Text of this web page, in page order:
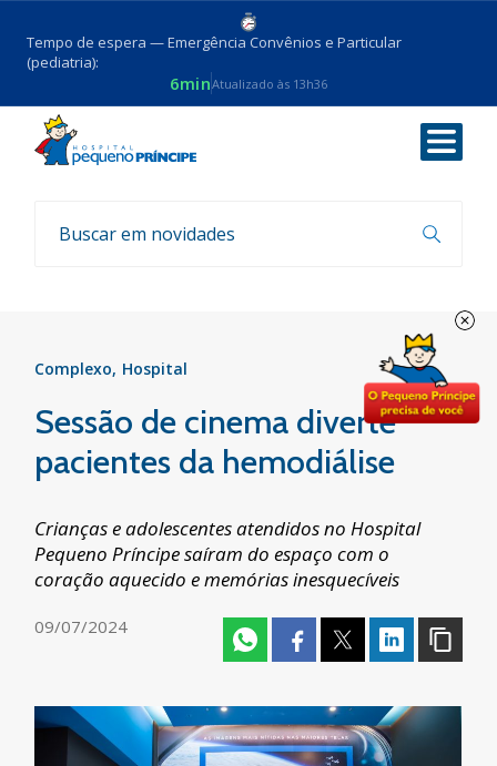
Tempo de espera — Emergência Convênios e Particular
(pediatria):
6minAtualizado às 13h36
Voltar
Notícias
Complexo Hospital
Sessão de cinema diverte
pacientes da hemodiálise
Crianças e adolescentes atendidos no Hospital
Pequeno Príncipe saíram do espaço com o
coração aquecido e memórias inesquecíveis
09/07/2024